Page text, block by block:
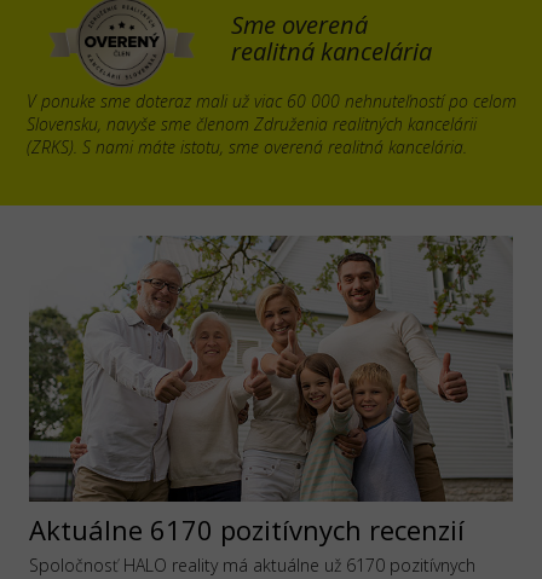
Sme overená
realitná kancelária
V ponuke sme doteraz mali už viac 60 000 nehnuteľností po celom
Slovensku, navyše sme členom Združenia realitných kancelárii
(ZRKS). S nami máte istotu, sme overená realitná kancelária.
Aktuálne 6170 pozitívnych recenzií
Spoločnosť HALO reality má aktuálne už 6170 pozitívnych